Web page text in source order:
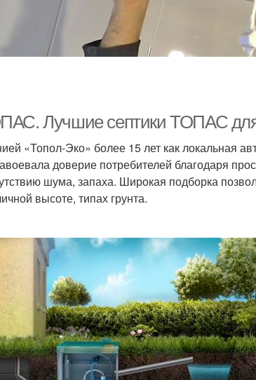
Лучшие септики ТОПАС для
«Топол-Эко» более 15 лет как локальная
доверие потребителей благодаря
шума, запаха. Широкая подборка
высоте, типах грунта.